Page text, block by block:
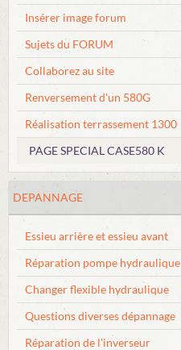
Insérer image forum
Sujets du FORUM
Collaborez au site
Renversement d'un 580G
Réalisation terrassement 1300
PAGE SPECIAL CASE580 K
DEPANNAGE
Essieu arrière et essieu avant
Réparation pompe hydraulique
Changer flexible hydraulique
Questions diverses dépannage
Réparation de l'inverseur